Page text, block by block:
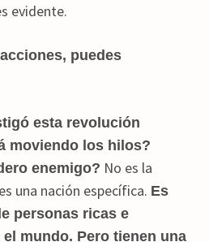
evidente.
puedes
esta revolución
moviendo los hilos?
enemigo? No es la
una nación específica. Es
personas ricas e
mundo. Pero tienen una